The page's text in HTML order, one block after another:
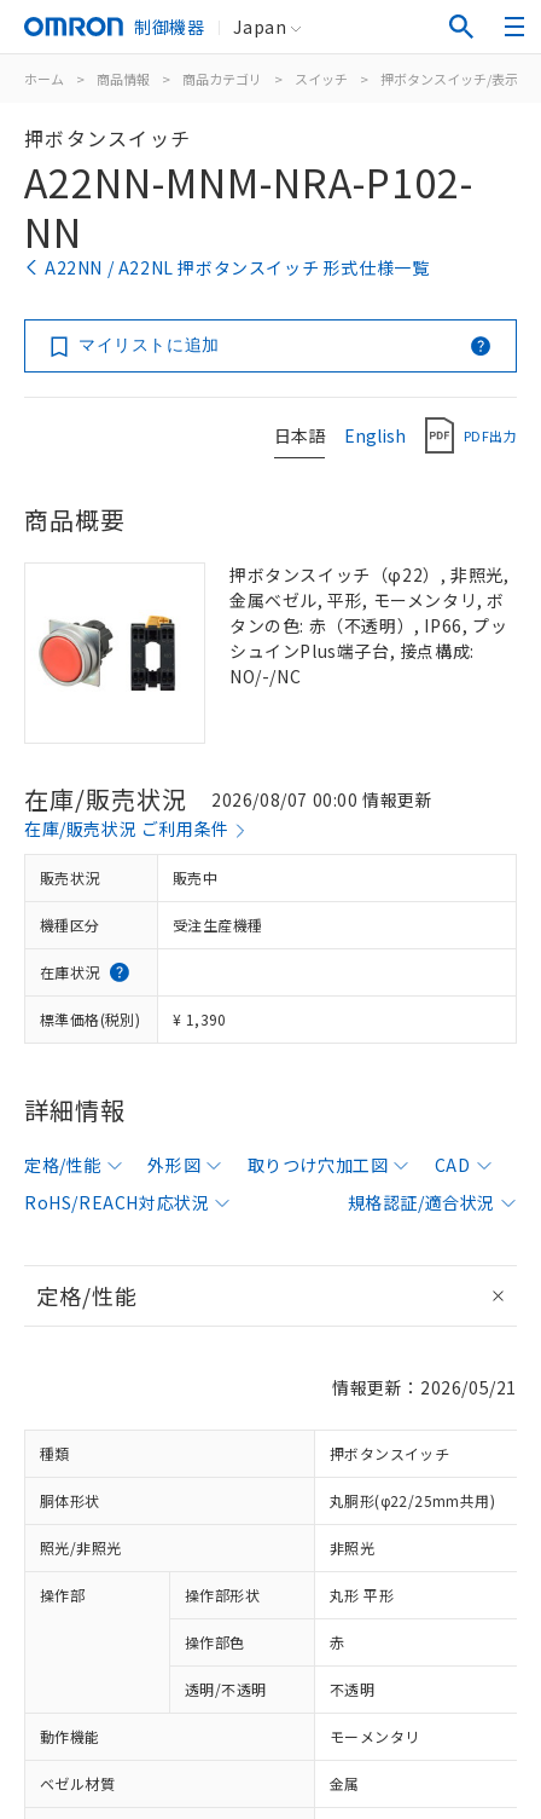
制御機器 Japan
ホーム > 商品情報 > 商品カテゴリ > スイッチ > 押ボタンスイッチ/表示灯
押ボタンスイッチ
A22NN-MNM-NRA-P102-
NN
A22NN / A22NL 押ボタンスイッチ 形式仕様一覧
マイリストに追加
日本語 English PDF出力
商品概要
押ボタンスイッチ（φ22）, 非照光,
金属ベゼル, 平形, モーメンタリ, ボ
タンの色: 赤（不透明）, IP66, プッ
シュインPlus端子台, 接点構成:
NO/-/NC
在庫/販売状況
2026/08/07 00:00 情報更新
在庫/販売状況 ご利用条件
販売状況 販売中
機種区分 受注生産機種
在庫状況
標準価格(税別) ¥ 1,390
詳細情報
定格/性能 外形図 取りつけ穴加工図
CAD
RoHS/REACH対応状況
規格認証/適合状況
定格/性能
情報更新：2026/05/21
種類 押ボタンスイッチ
胴体形状 丸胴形(φ22/25mm共用)
照光/非照光 非照光
操作部 操作部形状 丸形 平形
操作部色 赤
透明/不透明 不透明
動作機能 モーメンタリ
ベゼル材質 金属